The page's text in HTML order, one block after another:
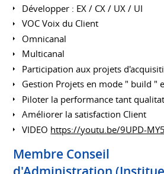
Développer : EX / CX / UX / UI
VOC Voix du Client
Omnicanal
Multicanal
Participation aux projets
Gestion Projets en mode " build "
Piloter la performance tant
Améliorer la satisfaction Client
VIDEO https://youtu.be/9UPD-
Membre Conseil